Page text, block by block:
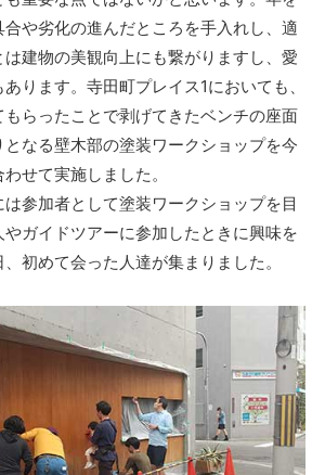
や劣化の進んだところを手入れし、適
建物の美観向上にも繋がりますし、愛
ります。寺田町プレイス1においても、
らったことで剥げてきたベンチの座面
なる壁木部の塗装ワークショップを今
せて実施しました。
参加者として塗装ワークショップを目
ガイドツアーに参加したときに興味を
初めて会った人達が集まりました。